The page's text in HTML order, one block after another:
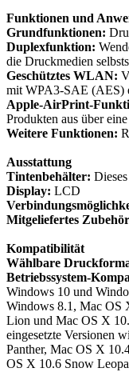
Funktionen und
Grundfunktionen:
Duplexfunktion:
die Druckmedien
Geschütztes WLAN:
mit WPA3-SAE (AES)
Apple-AirPrint-
Produkten aus über
Weitere Funktionen:
Ausstattung
Tintenbehälter:
Display: LCD
Mitgeliefertes
Kompatibilität
Wählbare
Betriebssystem-
Windows 10 und
Windows 8.1, Mac OS
Lion und Mac OS X
eingesetzte Versionen
Panther, Mac OS X
OS X 10.6 Snow